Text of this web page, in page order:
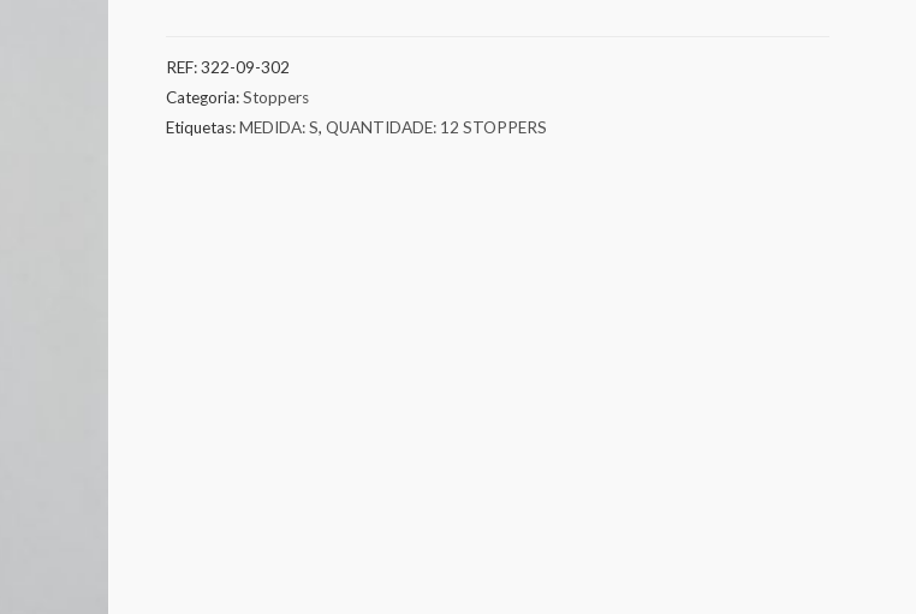
REF:322-09-302
Categoria:Stoppers
Etiquetas:MEDIDA: S, QUANTIDADE: 12 STOPPERS